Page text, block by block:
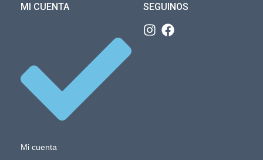
MI CUENTA
Mi cuenta
SEGUINOS